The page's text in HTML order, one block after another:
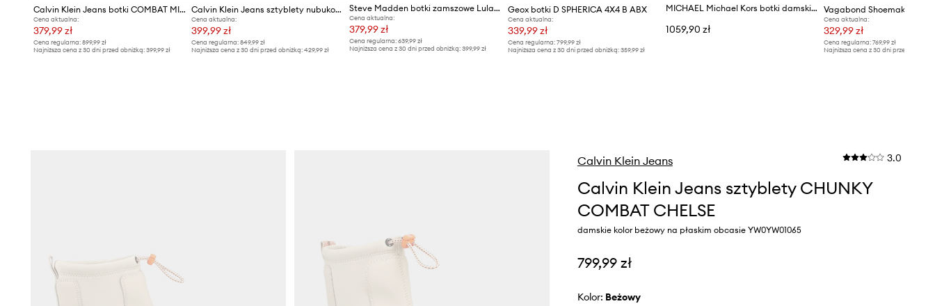
Calvin Klein Jeans botki COMBAT MID LACE UP BOOT WL
Cena aktualna:
379,99 zł
Cena regularna: 899,99 zł
Najniższa cena z 30 dni przed obniżką: 399,99 zł
Calvin Klein Jeans sztyblety nubukowe FLATFORM CHELSEA BOOT MG NB
Cena aktualna:
399,99 zł
Cena regularna:849,99 zł
Najniższa cena z 30 dni przed obniżką:429,99 zł
Steve Madden botki zamszowe Lulah
Cena aktualna:
379,99 zł
Cena regularna: 639,99 zł
Najniższa cena z 30 dni przed obniżką: 399,99 zł
Geox botki D SPHERICA 4X4 B ABX
Cena aktualna:
339,99 zł
Cena regularna: 799,99 zł
Najniższa cena z 30 dni przed obniżką: 359,99 zł
MICHAEL Michael Kors botki damskie zamszowe Rachel Heeled Bootie
1059,90 zł
Cena aktualna:
329,99 zł
Cena regularna: 769,99 zł
Najniższa cena z 30 dni przed obniżką:
Calvin Klein Jeans 3.0
Calvin Klein Jeans sztyblety CHUNKY
COMBAT CHELSE
damskie kolor beżowy na płaskim obcasie YW0YW01065
799,99 zł
Kolor: beżowy